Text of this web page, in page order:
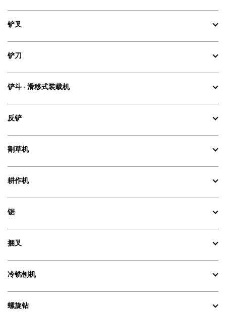
铲叉
铲刀
铲斗 - 滑移式装载机
反铲
割草机
耕作机
锯
捆叉
冷铣刨机
螺旋钻